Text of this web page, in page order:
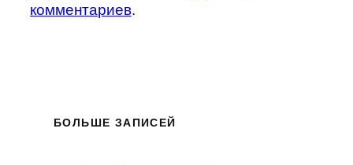
комментариев.
БОЛЬШЕ ЗАПИСЕЙ